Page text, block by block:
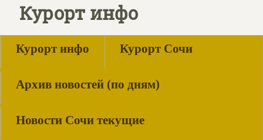
Курорт инфо
Курорт инфо Курорт Сочи
Архив новостей (по дням)
Новости Сочи текущие